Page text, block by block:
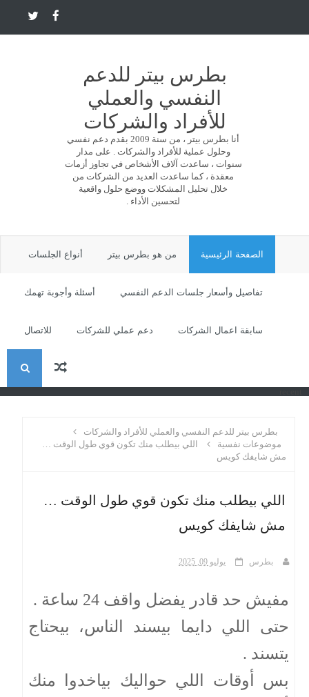
بطرس بيتر للدعم
النفسي والعملي
للأفراد والشركات
أنا بطرس بيتر ، من سنة 2009 بقدم دعم نفسي
وحلول عملية للأفراد والشركات . على مدار
سنوات ، ساعدت آلاف الأشخاص في تجاوز أزمات
معقدة ، كما ساعدت العديد من الشركات من
خلال تحليل المشكلات ووضع حلول واقعية
لتحسين الأداء .
الصفحة الرئيسية من هو بطرس بيتر أنواع الجلسات
تفاصيل وأسعار جلسات الدعم النفسي أسئلة وأجوبة تهمك
سابقة اعمال الشركات دعم عملي للشركات للاتصال
ا
بطرس بيتر للدعم النفسي والعملي للأفراد والشركات
موضوعات نفسية
اللي بيطلب منك تكون قوي طول الوقت …
مش شايفك كويس
اللي بيطلب منك تكون قوي طول الوقت …
مش شايفك كويس
بطرس يوليو 09, 2025
مفيش حد قادر يفضل واقف 24 ساعة .
حتى اللي دايما بيسند الناس، بيحتاج
يتسند .
بس أوقات اللي حواليك بياخدوا منك